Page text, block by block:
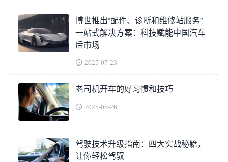
博世推出“配件、诊断和维修站服务”
一站式解决方案：科技赋能中国汽车
后市场
2025-07-23
老司机开车的好习惯和技巧
2025-05-26
驾驶技术升级指南：四大实战秘籍，
让你轻松驾驭